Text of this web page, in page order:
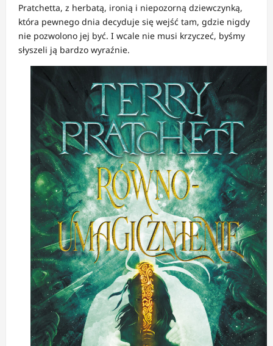
Pratchetta, z herbatą, ironią i niepozorną dziewczynką,
która pewnego dnia decyduje się wejść tam, gdzie nigdy
nie pozwolono jej być. I wcale nie musi krzyczeć, byśmy
słyszeli ją bardzo wyraźnie.